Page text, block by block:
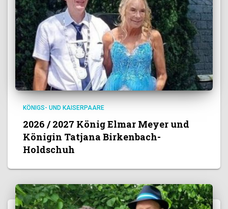
KÖNIGS- UND KAISERPAARE
2026 / 2027 König Elmar Meyer und
Königin Tatjana Birkenbach-
Holdschuh